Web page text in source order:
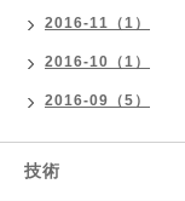
2016-11（1）
2016-10（1）
2016-09（5）
技術